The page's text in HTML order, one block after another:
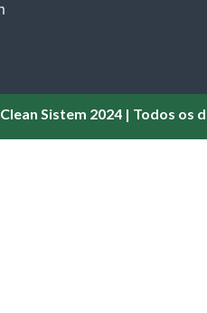
Clean Sistem 2024 | Todos os